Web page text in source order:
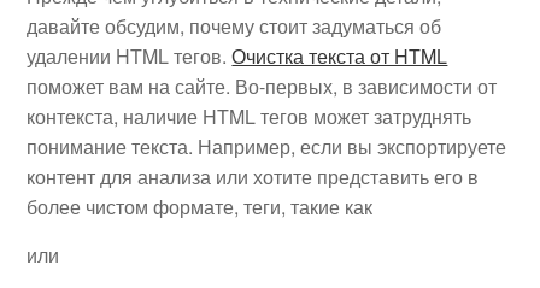
давайте обсудим, почему стоит задуматься об
удалении HTML тегов.Очистка текста от HTML
поможет вам на сайте. Во-первых, в зависимости от
контекста, наличие HTML тегов может затруднять
понимание текста. Например, если вы экспортируете
контент для анализа или хотите представить его в
более чистом формате, теги, такие как
или